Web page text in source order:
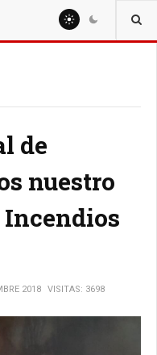
de
nuestro
2018 VISITAS: 3698